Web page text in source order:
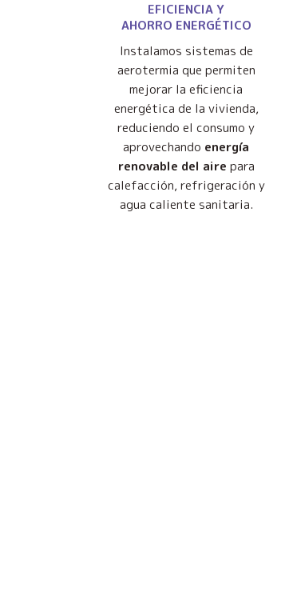
EFICIENCIA Y
AHORRO ENERGÉTICO
Instalamos sistemas de
aerotermia que permiten
mejorar la eficiencia
energética de la vivienda,
reduciendo el consumo y
aprovechando energía
renovable del aire para
calefacción, refrigeración y
agua caliente sanitaria.